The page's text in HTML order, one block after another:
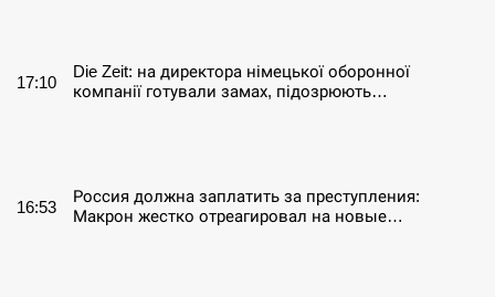
17:10
Die Zeit: на директора німецької оборонної
компанії готували замах, підозрюють…
16:53
Россия должна заплатить за преступления:
Макрон жестко отреагировал на новые…